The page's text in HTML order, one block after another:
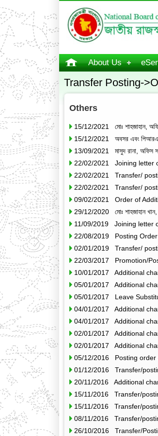
About Us
Transfer Posting-
Others
15/12/2021 মোঃ শাহজাহান,
15/12/2021 অবসর এবং
13/09/2021 মাসুদ রানা, অফিস
22/02/2021 Joining letter
22/02/2021 Transfer/
22/02/2021 Transfer/
09/02/2021 Order of
29/12/2020 মোঃ শাহজাহান খান,
11/09/2019 Joining letter
22/08/2019 Posting Order
02/01/2019 Transfer/
22/03/2017 Promotion/
10/01/2017 Additional
05/01/2017 Additional
05/01/2017 Leave
04/01/2017 Additional
04/01/2017 Additional
02/01/2017 Additional
02/01/2017 Additional
05/12/2016 Posting order
01/12/2016 Transfer/
20/11/2016 Additional
15/11/2016 Transfer/
15/11/2016 Transfer/
08/11/2016 Transfer/
26/10/2016 Transfer/